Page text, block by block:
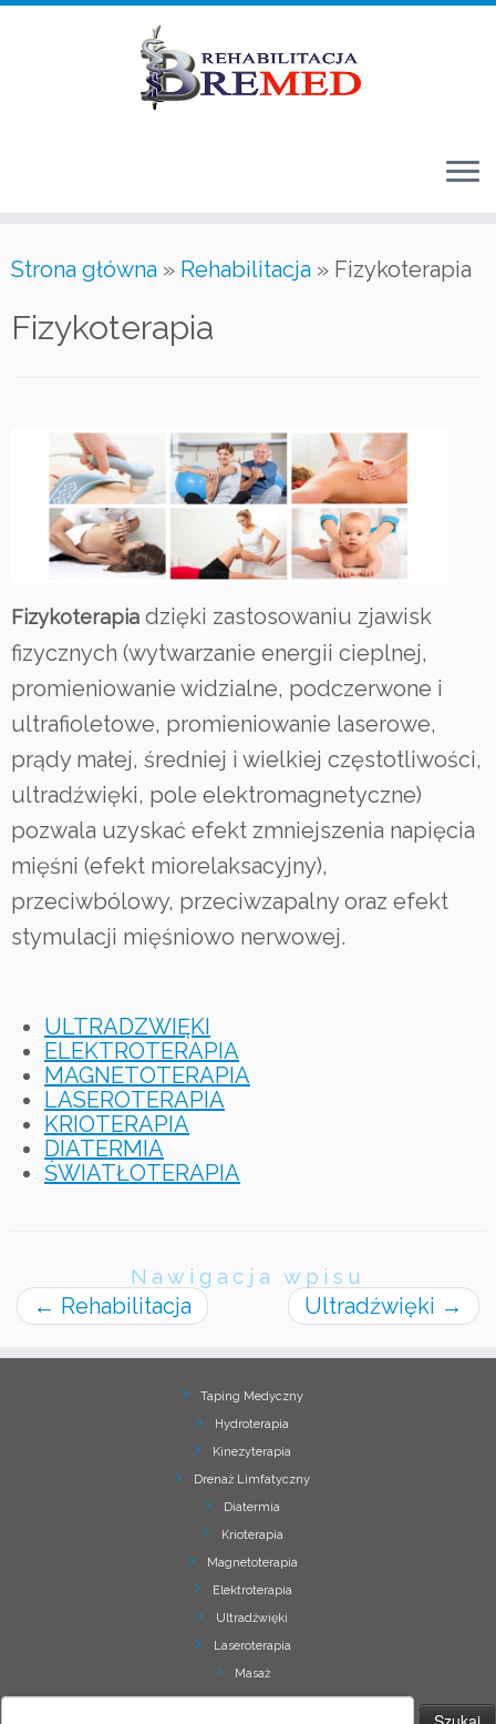
Strona główna » Rehabilitacja » Fizykoterapia
Fizykoterapia
Fizykoterapia dzięki zastosowaniu zjawisk
fizycznych (wytwarzanie energii cieplnej,
promieniowanie widzialne, podczerwone i
ultrafioletowe, promieniowanie laserowe,
prądy małej, średniej i wielkiej częstotliwości,
ultradźwięki, pole elektromagnetyczne)
pozwala uzyskać efekt zmniejszenia napięcia
mięśni (efekt miorelaksacyjny),
przeciwbólowy, przeciwzapalny oraz efekt
stymulacji mięśniowo nerwowej.
ULTRADZWIĘKI
ELEKTROTERAPIA
MAGNETOTERAPIA
LASEROTERAPIA
KRIOTERAPIA
DIATERMIA
ŚWIATŁOTERAPIA
Nawigacja wpisu
← Rehabilitacja Ultradźwięki →
Taping Medyczny
Hydroterapia
Kinezyterapia
Drenaż Limfatyczny
Diatermia
Krioterapia
Magnetoterapia
Elektroterapia
Ultradźwięki
Laseroterapia
Masaż